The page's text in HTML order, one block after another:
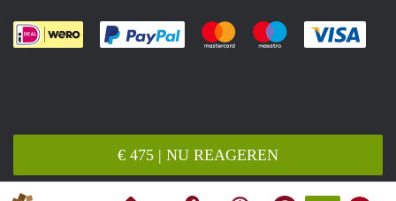
€ 475 | NU REAGEREN
Je rekent gemakkelijk af met Paypal
Je rekent gemakkelijk af met
Je rekent